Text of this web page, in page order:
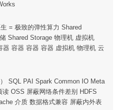
= 极致的弹性算力 Shared
Shared Storage 物理机 虚拟机
容器 容器 容器 虚拟机 物理机 云
SQL PAI Spark Common IO Meta
OSS 屏蔽网络条件差别 HDFS
介质 数据格式兼容 屏蔽内外表